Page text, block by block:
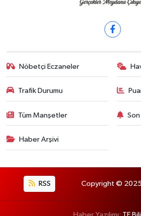
Nöbetçi Eczaneler
Trafik Durumu
Tüm Manşetler
Haber Arşivi
RSS Copyright © 2025.